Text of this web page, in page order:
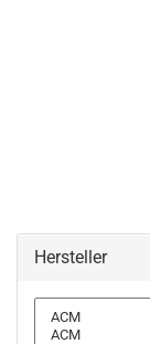
Hersteller